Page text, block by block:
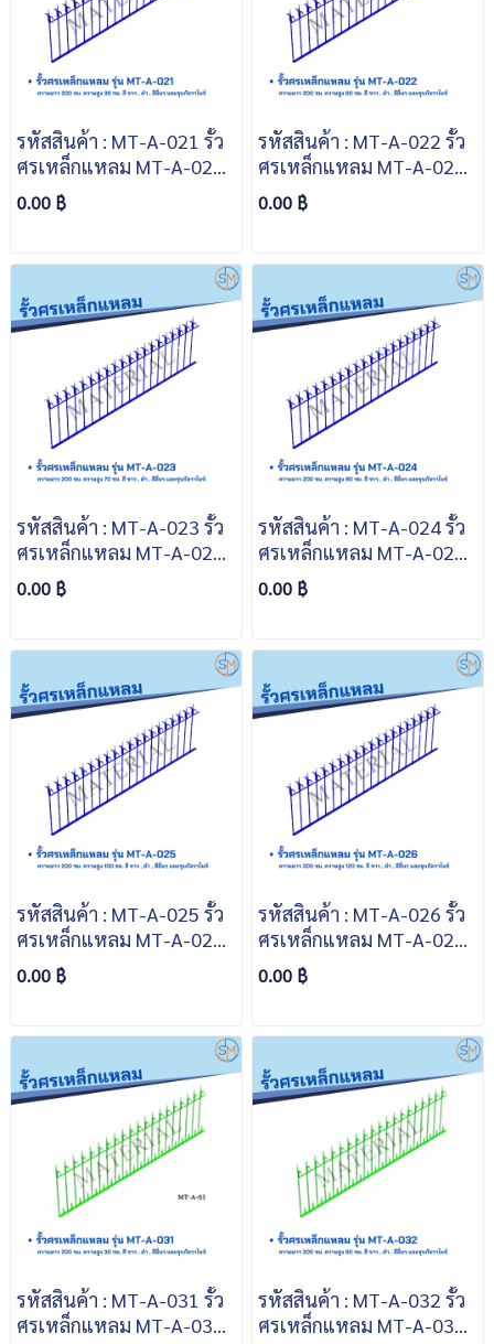
รหัสสินค้า : MT-A-021 รั้ว
ศรเหล็กแหลม MT-A-021
ความยาว 200 ซม. ความสูง
30 ซม. สีขาว สีดำ สีอื่นๆ
0.00 ฿
รหัสสินค้า : MT-A-022 รั้ว
ศรเหล็กแหลม MT-A-022
ความยาว 200 ซม. ความสูง
60 ซม. สีขาว สีดำ สีอื่นๆ
0.00 ฿
รหัสสินค้า : MT-A-023 รั้ว
ศรเหล็กแหลม MT-A-023
ความยาว 200 ซม. ความสูง
70 ซม. สีขาว สีดำ สีอื่นๆ
0.00 ฿
รหัสสินค้า : MT-A-024 รั้ว
ศรเหล็กแหลม MT-A-024
ความยาว 200 ซม. ความสูง
80 ซม. สีขาว สีดำ สีอื่นๆ
0.00 ฿
รหัสสินค้า : MT-A-025 รั้ว
ศรเหล็กแหลม MT-A-025
ความยาว 200 ซม. ความสูง
100 ซม. สีขาว สีดำ สีอื่นๆ
0.00 ฿
รหัสสินค้า : MT-A-026 รั้ว
ศรเหล็กแหลม MT-A-026
ความยาว 200 ซม. ความสูง
120 ซม. สีขาว สีดำ สีอื่นๆ
0.00 ฿
รหัสสินค้า : MT-A-031 รั้ว
ศรเหล็กแหลม MT-A-031
รหัสสินค้า : MT-A-032 รั้ว
ศรเหล็กแหลม MT-A-032